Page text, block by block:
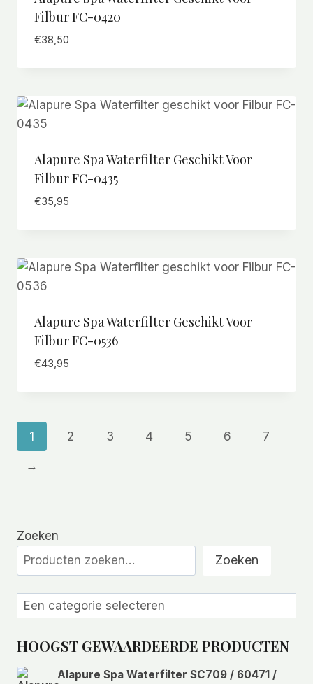
Filbur FC-0420
€38,50
Alapure Spa Waterfilter Geschikt Voor
Filbur FC-0435
€35,95
Alapure Spa Waterfilter Geschikt Voor
Filbur FC-0536
€43,95
1 2 3 4 5 6 7
→
Zoeken
Zoeken
Een
categorie
selecteren
HOOGST GEWAARDEERDE PRODUCTEN
Alapure Spa Waterfilter SC709 / 60471 /